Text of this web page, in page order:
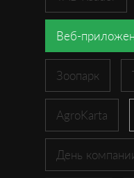
Веб-
Зоопарк
AgroKarta
День